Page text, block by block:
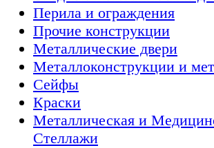
Перила и ограждения
Прочие конструкции
Металлические двери
Металлоконструкции и
Сейфы
Краски
Металлическая и
Стеллажи